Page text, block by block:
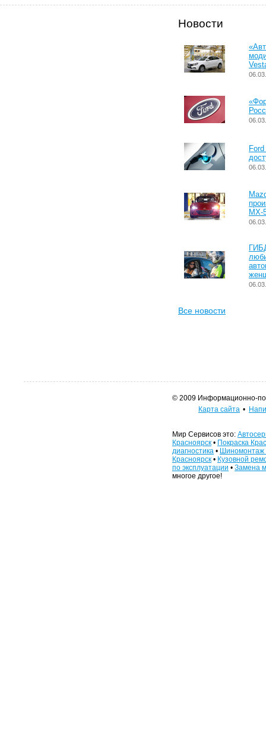
Новости
MX-
Все новости
© 2009 Информационно-
Карта сайта •
Мир Сервисов это:
Красноярск • Покраска
диагностика • Шиномонтаж
Красноярск • Кузовной
по эксплуатации • Замена
многое другое!